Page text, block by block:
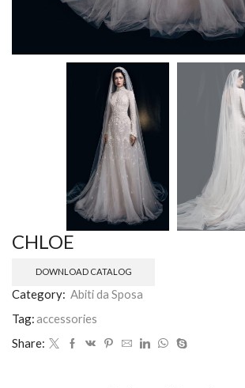
CHLOE
DOWNLOAD CATALOG
Category: Abiti da Sposa
Tag:accessories
Share: